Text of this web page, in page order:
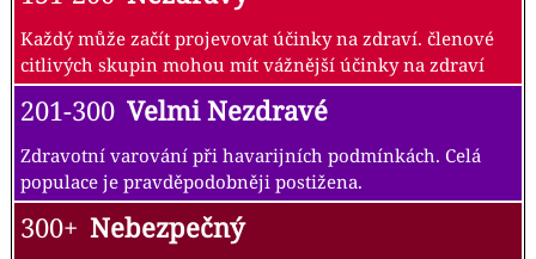
Každý může začít projevovat účinky na zdraví. členové
citlivých skupin mohou mít vážnější účinky na zdraví
201-300 Velmi Nezdravé
Zdravotní varování při havarijních podmínkách. Celá
populace je pravděpodobněji postižena.
300+ Nebezpečný